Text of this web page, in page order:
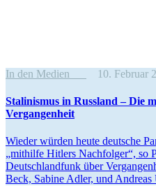
In den Medien 10. Februar
Stali­nismus in Russland – Die
Vergangenheit
Wieder würden heute deutsche
„mithilfe Hitlers Nachfolger“, so
Deutsch­landfunk über
Beck, Sabine Adler, und Andreas